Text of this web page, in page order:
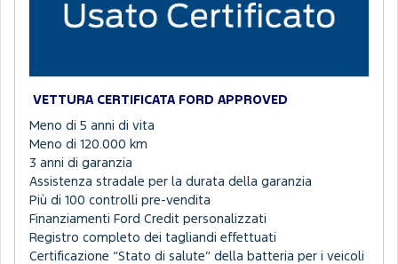
VETTURA CERTIFICATA FORD APPROVED
Meno di 5 anni di vita
Meno di 120.000 km
3 anni di garanzia
Assistenza stradale per la durata della garanzia
Più di 100 controlli pre-vendita
Finanziamenti Ford Credit personalizzati
Registro completo dei tagliandi effettuati
Certificazione “Stato di salute” della batteria per i veicoli